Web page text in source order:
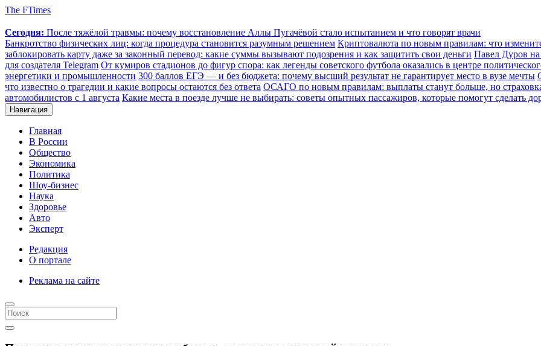
The FTimes
Сегодня: После тяжёлой травмы: почему восстановление Аллы Пугачёвой стало испытанием и что говорят врачи
Банкротство физических лиц: когда процедура становится разумным решением Криптовалюта по новым правилам: что
заблокировать карту даже за законный перевод: какие суммы вызывают подозрения и как защитить свои деньги Павел Дуров на
для создателя Telegram От кумиров стадионов до фигур спора: как легенды советского футбола оказались в центре
энергетики и промышленности 300 баллов ЕГЭ — и без бюджета: почему высший результат не гарантирует место в вузе мечты
что известно о трагедии и какие вопросы остаются без ответа ОСАГО по новым правилам: выплаты станут больше, но
автомобилистов с 1 августа Какие места в поезде лучше не выбирать: советы опытных пассажиров, которые помогут сделать
Навигация
Главная
В России
Общество
Экономика
Политика
Шоу-бизнес
Наука
Здоровье
Авто
Эксперт
Редакция
О портале
Реклама на сайте